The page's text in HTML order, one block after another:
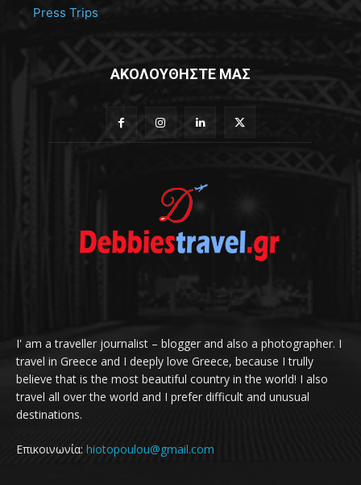
Press Trips
ΑΚΟΛΟΥΘΗΣΤΕ ΜΑΣ
I' am a traveller journalist – blogger and also a photographer. I
travel in Greece and I deeply love Greece, because I trully
believe that is the most beautiful country in the world! I also
travel all over the world and I prefer difficult and unusual
destinations.
Επικοινωνία: hiotopoulou@gmail.com